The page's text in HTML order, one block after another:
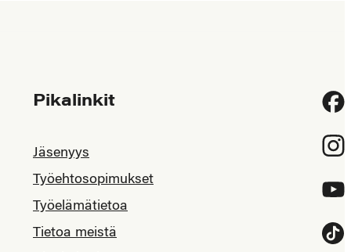
Pikalinkit
Jäsenyys
Työehtosopimukset
Työelämätietoa
Tietoa meistä